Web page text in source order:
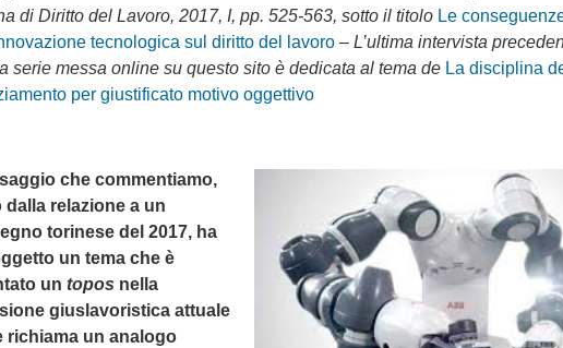
di Diritto del Lavoro, 2017, I, pp. 525-563, sotto il titolo Le
tecnologica sul diritto del lavoro – L’ultima intervista
serie messa online su questo sito è dedicata al tema de La disciplina
per giustificato motivo oggettivo
saggio che commentiamo,
dalla relazione a un
torinese del 2017, ha
un tema che è
un topos nella
giuslavoristica attuale
richiama un analogo